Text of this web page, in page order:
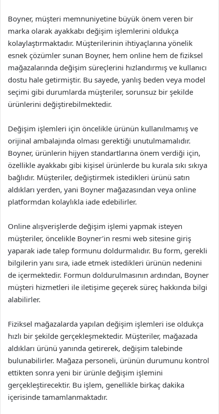
Boyner, müşteri memnuniyetine büyük önem veren bir
marka olarak ayakkabı değişim işlemlerini oldukça
kolaylaştırmaktadır. Müşterilerinin ihtiyaçlarına yönelik
esnek çözümler sunan Boyner, hem online hem de fiziksel
mağazalarında değişim süreçlerini hızlandırmış ve kullanıcı
dostu hale getirmiştir. Bu sayede, yanlış beden veya model
seçimi gibi durumlarda müşteriler, sorunsuz bir şekilde
ürünlerini değiştirebilmektedir.
Değişim işlemleri için öncelikle ürünün kullanılmamış ve
orijinal ambalajında olması gerektiği unutulmamalıdır.
Boyner, ürünlerin hijyen standartlarına önem verdiği için,
özellikle ayakkabı gibi kişisel ürünlerde bu kurala sıkı sıkıya
bağlıdır. Müşteriler, değiştirmek istedikleri ürünü satın
aldıkları yerden, yani Boyner mağazasından veya online
platformdan kolaylıkla iade edebilirler.
Online alışverişlerde değişim işlemi yapmak isteyen
müşteriler, öncelikle Boyner’in resmi web sitesine giriş
yaparak iade talep formunu doldurmalıdır. Bu form, gerekli
bilgilerin yanı sıra, iade etmek istedikleri ürünün nedenini
de içermektedir. Formun doldurulmasının ardından, Boyner
müşteri hizmetleri ile iletişime geçerek süreç hakkında bilgi
alabilirler.
Fiziksel mağazalarda yapılan değişim işlemleri ise oldukça
hızlı bir şekilde gerçekleşmektedir. Müşteriler, mağazada
aldıkları ürünü yanında getirerek, değişim talebinde
bulunabilirler. Mağaza personeli, ürünün durumunu kontrol
ettikten sonra yeni bir ürünle değişim işlemini
gerçekleştirecektir. Bu işlem, genellikle birkaç dakika
içerisinde tamamlanmaktadır.